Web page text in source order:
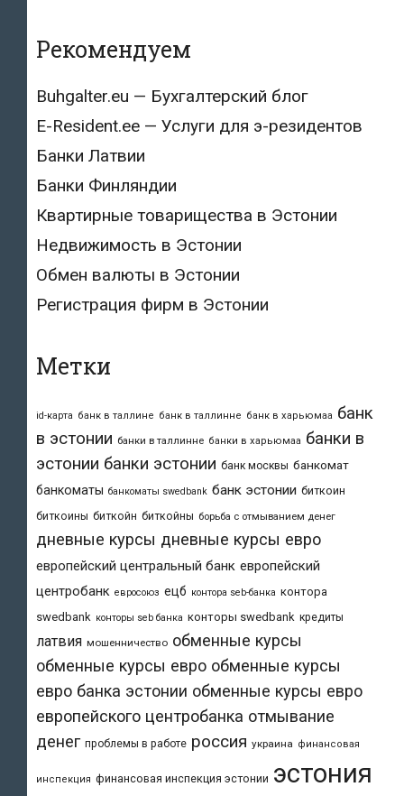
Рекомендуем
Buhgalter.eu — Бухгалтерский блог
E-Resident.ee — Услуги для э-резидентов
Банки Латвии
Банки Финляндии
Квартирные товарищества в Эстонии
Недвижимость в Эстонии
Обмен валюты в Эстонии
Регистрация фирм в Эстонии
Метки
id-карта банк в таллине банк в таллинне банк в харьюмаа банк
в эстонии банки в таллинне банки в харьюмаа банки в
эстонии банки эстонии банк москвы банкомат
банкоматы банкоматы swedbank банк эстонии биткоин
биткоины биткойн биткойны борьба с отмыванием денег
дневные курсы дневные курсы евро
европейский центральный банк европейский
центробанк евросоюз ецб контора seb-банка контора
swedbank конторы seb банка конторы swedbank кредиты
латвия мошенничество обменные курсы
обменные курсы евро обменные курсы
евро банка эстонии обменные курсы евро
европейского центробанка отмывание
денег проблемы в работе россия украина финансовая
инспекция финансовая инспекция эстонии эстония